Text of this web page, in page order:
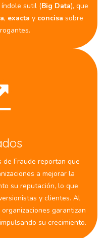
sutil (Big Data), que
, exacta y concisa sobre
de Fraude reportan que
a mejorar la
su reputación, lo que
y clientes. Al
garantizan
su crecimiento.